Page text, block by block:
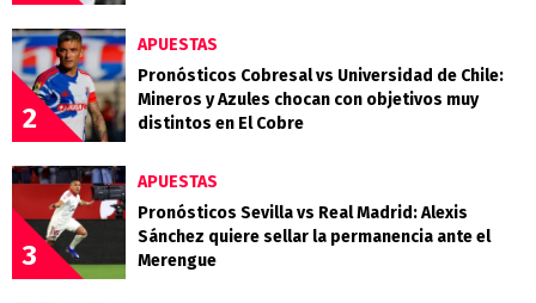
2
APUESTAS
Pronósticos Cobresal vs Universidad de Chile:
Mineros y Azules chocan con objetivos muy
distintos en El Cobre
3
APUESTAS
Pronósticos Sevilla vs Real Madrid: Alexis
Sánchez quiere sellar la permanencia ante el
Merengue